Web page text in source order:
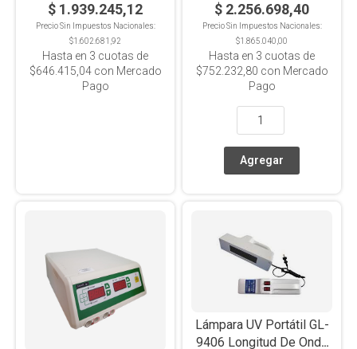
$ 1.939.245,12
Precio Sin Impuestos Nacionales:
$1.602.681,92
Hasta en 3 cuotas de
$646.415,04con Mercado
Pago
$ 2.256.698,40
Precio Sin Impuestos Nacionales:
$1.865.040,00
Hasta en 3 cuotas de
$752.232,80 con Mercado
Pago
Lámpara UV Portátil GL-
9406 Longitud De Onda